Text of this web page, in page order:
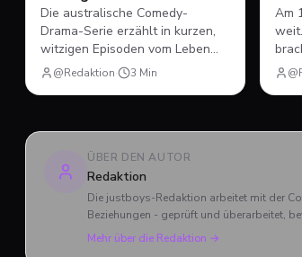
Die australische Comedy-
Drama-Serie erzählt in kurzen,
witzigen Episoden vom Leben
des jungen Adam, der nach
seinem Coming-out und dem
neuen Vorzeichen funktionieren.
@Redaktion· 3 Min
Am
und
ÜBER DEN AUTOR
Redaktion
Die justboys-Redaktion arbeitet mit der
Beziehungen - geprüft und überarbeitet,
Mehr über die Redaktion →